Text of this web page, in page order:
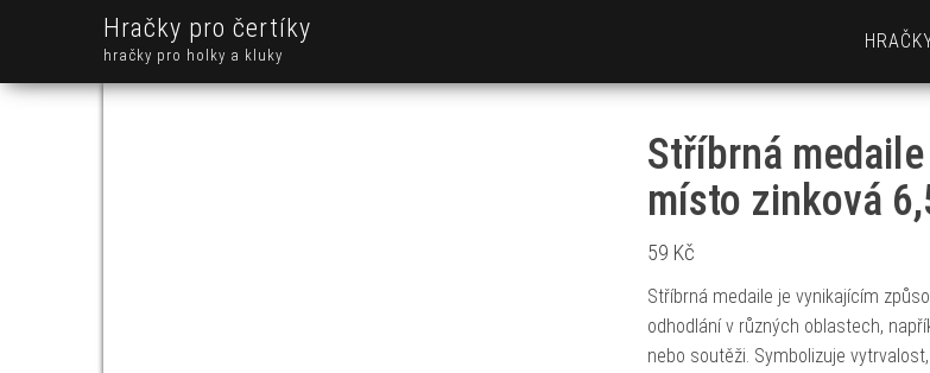
Hračky pro čertíky
hračky pro holky a kluky
Stříbrná
místo zinková
59 Kč
Stříbrná medaile je vynikajícím
odhodlání v různých oblastech,
nebo soutěži. Symbolizuje